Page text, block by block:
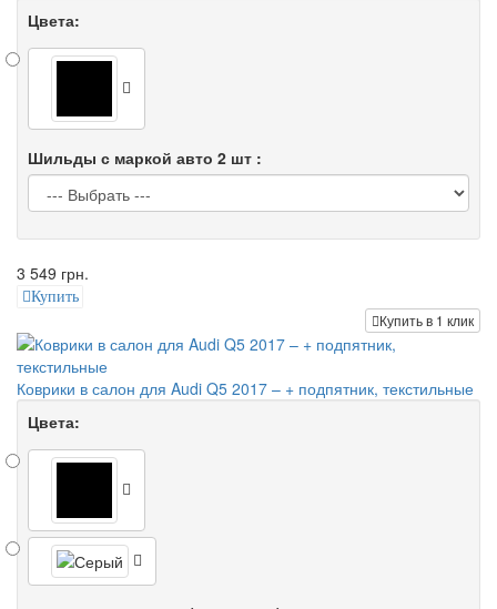
Цвета:
Шильды с маркой авто 2 шт :
3 549 грн.
Купить
Купить в 1 клик
Коврики в салон для Audi Q5 2017 – + подпятник, текстильные
Цвета: